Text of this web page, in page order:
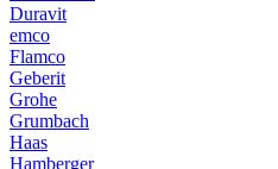
Duravit
emco
Flamco
Geberit
Grohe
Grumbach
Haas
Hamberger